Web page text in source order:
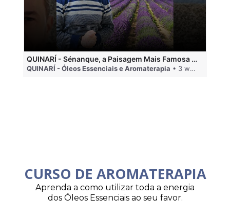
QUINARÍ - Sénanque, a Paisagem Mais Famosa da Aromaterapia
QUINARÍ - Óleos Essenciais e Aromaterapia • 3 weeks ago
CURSO DE AROMATERAPIA
Aprenda a como utilizar toda a energia
dos Óleos Essenciais ao seu favor.